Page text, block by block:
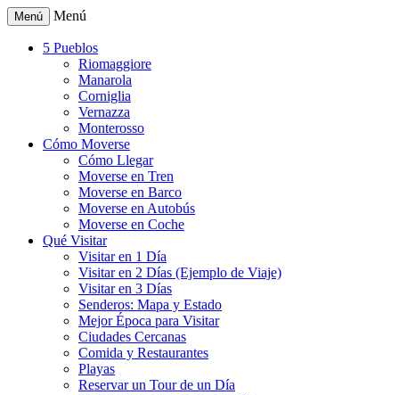
Menú Menú
5 Pueblos
Riomaggiore
Manarola
Corniglia
Vernazza
Monterosso
Cómo Moverse
Cómo Llegar
Moverse en Tren
Moverse en Barco
Moverse en Autobús
Moverse en Coche
Qué Visitar
Visitar en 1 Día
Visitar en 2 Días (Ejemplo de Viaje)
Visitar en 3 Días
Senderos: Mapa y Estado
Mejor Época para Visitar
Ciudades Cercanas
Comida y Restaurantes
Playas
Reservar un Tour de un Día